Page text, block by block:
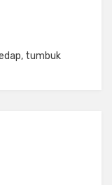
, tumbuk